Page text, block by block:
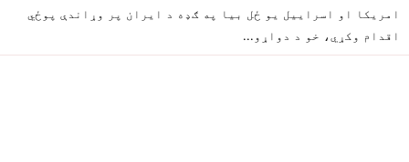
امریکا او اسراییل یو ځل بیا په ګډه د ایران پر وړاندې پوځي
اقدام وکړي، خو د دواړو...